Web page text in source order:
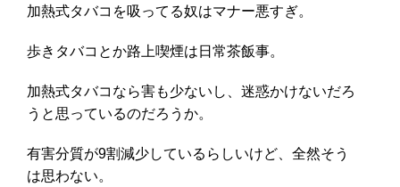
加熱式タバコを吸ってる奴はマナー悪すぎ。
歩きタバコとか路上喫煙は日常茶飯事。
加熱式タバコなら害も少ないし、迷惑かけないだろ
うと思っているのだろうか。
有害分質が9割減少しているらしいけど、全然そう
は思わない。